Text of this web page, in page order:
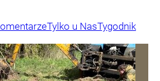
Tylko u NasTygodnik